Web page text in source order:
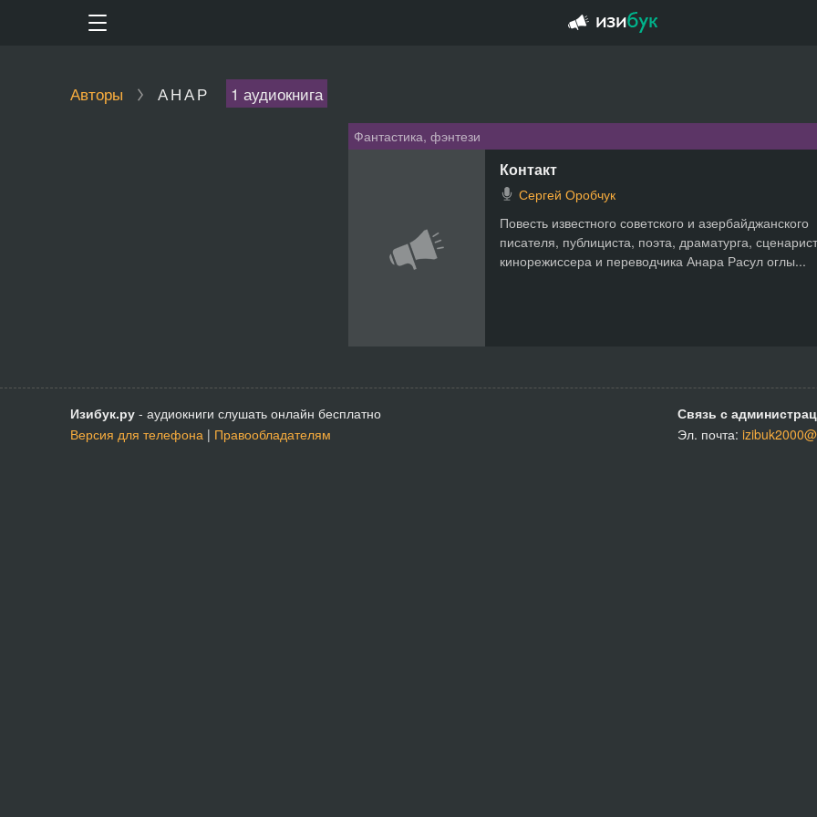
Авторы АНАР 1 аудиокнига
Фантастика, фэнтези
Контакт
Сергей Оробчук
Повесть известного советского и азербайджанского
писателя, публициста, поэта, драматурга,
кинорежиссера и переводчика Анара Расул оглы...
Изибук.ру - аудиокниги слушать онлайн бесплатно
Версия для телефона | Правообладателям
Связь с
Эл. почта: